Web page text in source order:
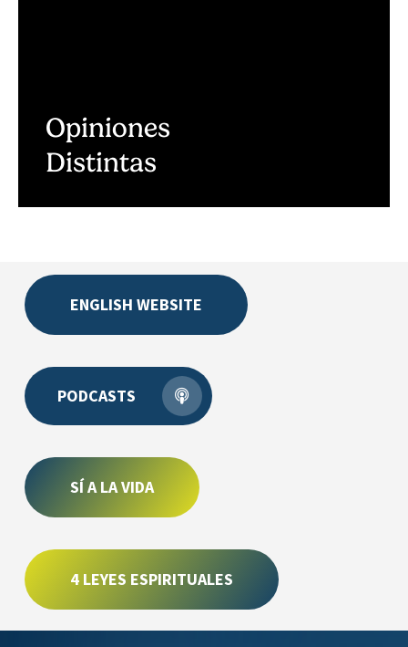
Opiniones
Distintas
ENGLISH WEBSITE
PODCASTS
SÍ A LA VIDA
4 LEYES ESPIRITUALES